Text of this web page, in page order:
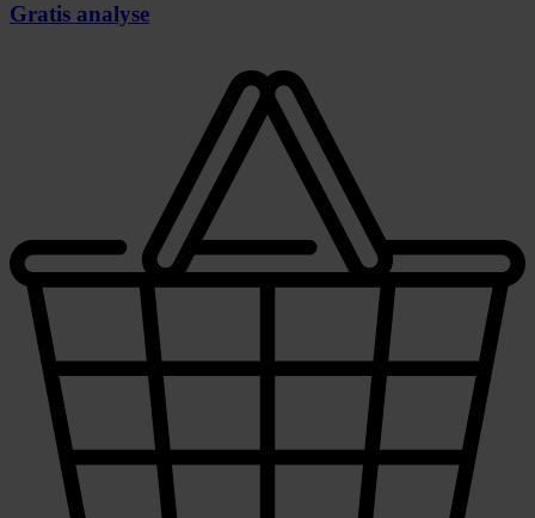
Gratis analyse